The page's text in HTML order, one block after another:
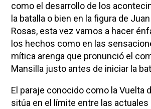
como el desarrollo de los
la batalla o bien en la figura de
Rosas, esta vez vamos a hacer
los hechos como en las
mítica arenga que pronunció el
Mansilla justo antes de iniciar la
El paraje conocido como la Vuelta
sitúa en el límite entre las